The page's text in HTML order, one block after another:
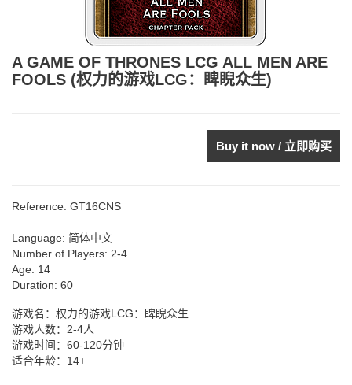
A GAME OF THRONES LCG ALL MEN ARE
FOOLS (权力的游戏LCG：睥睨众生)
Buy it now / 立即购买
Reference: GT16CNS
Language: 简体中文
Number of Players: 2-4
Age: 14
Duration: 60
游戏名：权力的游戏LCG：睥睨众生
游戏人数：2-4人
游戏时间：60-120分钟
适合年龄：14+